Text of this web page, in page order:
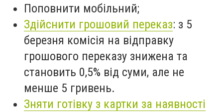
Поповнити мобільний;
Здійснити грошовий переказ: з 5
березня комісія на відправку
грошового переказу знижена та
становить 0,5% від суми, але не
менше 5 гривень.
Зняти готівку з картки за наявності